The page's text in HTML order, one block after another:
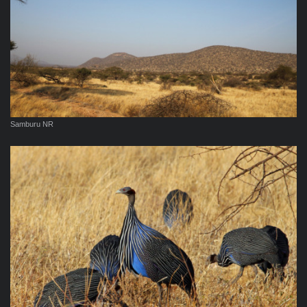
Samburu NR